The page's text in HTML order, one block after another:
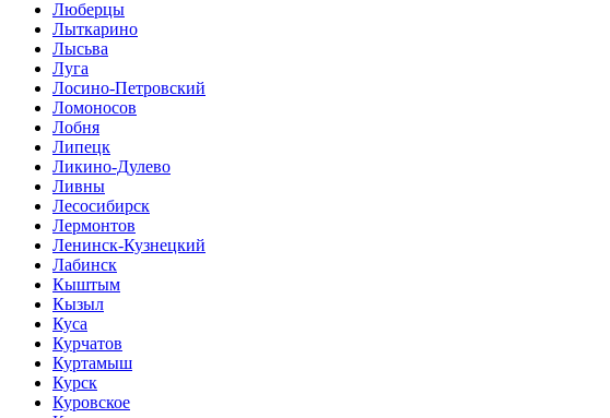
Люберцы
Лыткарино
Лысьва
Луга
Лосино-Петровский
Ломоносов
Лобня
Липецк
Ликино-Дулево
Ливны
Лесосибирск
Лермонтов
Ленинск-Кузнецкий
Лабинск
Кыштым
Кызыл
Куса
Курчатов
Куртамыш
Курск
Куровское